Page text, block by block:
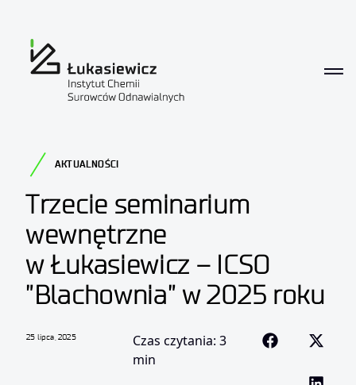
AKTUALNOŚCI
Trzecie seminarium
wewnętrzne
w Łukasiewicz – ICSO
”Blachownia” w 2025 roku
25 lipca, 2025
Czas czytania: 3
min